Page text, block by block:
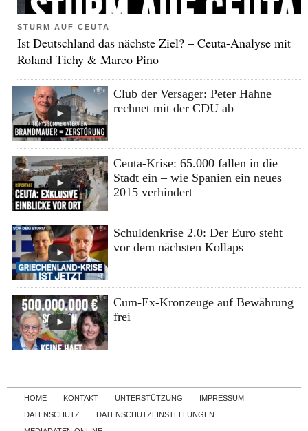
STURM AUF CEUTA
Ist Deutschland das nächste Ziel? – Ceuta-Analyse mit
Roland Tichy & Marco Pino
Club der Versager: Peter Hahne
rechnet mit der CDU ab
Ceuta-Krise: 65.000 fallen in die
Stadt ein – wie Spanien ein neues
2015 verhindert
Schuldenkrise 2.0: Der Euro steht
vor dem nächsten Kollaps
Cum-Ex-Kronzeuge auf Bewährung
frei
Skip to content
HOME KONTAKT UNTERSTÜTZUNG
IMPRESSUM
DATENSCHUTZ
DATENSCHUTZEINSTELLUNGEN